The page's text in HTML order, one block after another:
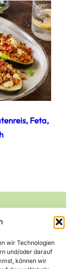
wir Technologien
und/oder darauf
können wir
Feta,